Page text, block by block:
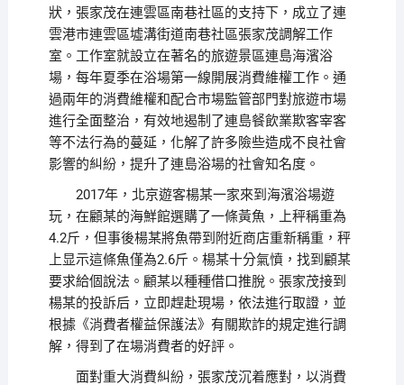
狀，張家茂在連雲區南巷社區的支持下，成立了連
雲港市連雲區墟溝街道南巷社區張家茂調解工作
室。工作室就設立在著名的旅遊景區連島海濱浴
場，每年夏季在浴場第一線開展消費維權工作。通
過兩年的消費維權和配合市場監管部門對旅遊市場
進行全面整治，有效地遏制了連島餐飲業欺客宰客
等不法行為的蔓延，化解了許多險些造成不良社會
影響的糾紛，提升了連島浴場的社會知名度。
2017年，北京遊客楊某一家來到海濱浴場遊
玩，在顧某的海鮮館選購了一條黃魚，上秤稱重為
4.2斤，但事後楊某將魚帶到附近商店重新稱重，秤
上显示這條魚僅為2.6斤。楊某十分氣憤，找到顧某
要求給個說法。顧某以種種借口推脫。張家茂接到
楊某的投訴后，立即趕赴現場，依法進行取證，並
根據《消費者權益保護法》有關欺詐的規定進行調
解，得到了在場消費者的好評。
面對重大消費糾紛，張家茂沉着應對，以消費